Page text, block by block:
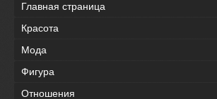
Главная страница
Красота
Мода
Фигура
Отношения